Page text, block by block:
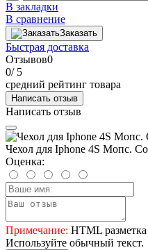
В закладки
В сравнение
Заказать
Быстрая доставка
Отзывов0
0/ 5
средний рейтинг товара
Написать отзыв
Написать отзыв
Чехол для Iphone 4S Мопс.
Оценка:
Примечание: HTML
Используйте обычный текст.